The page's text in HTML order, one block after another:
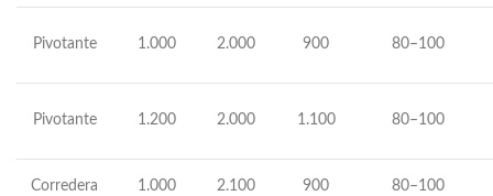
Pivotante 1.000 2.000 900 80–100
Pivotante 1.200 2.000 1.100 80–100
Corredera 1.000 2.100 900 80–100